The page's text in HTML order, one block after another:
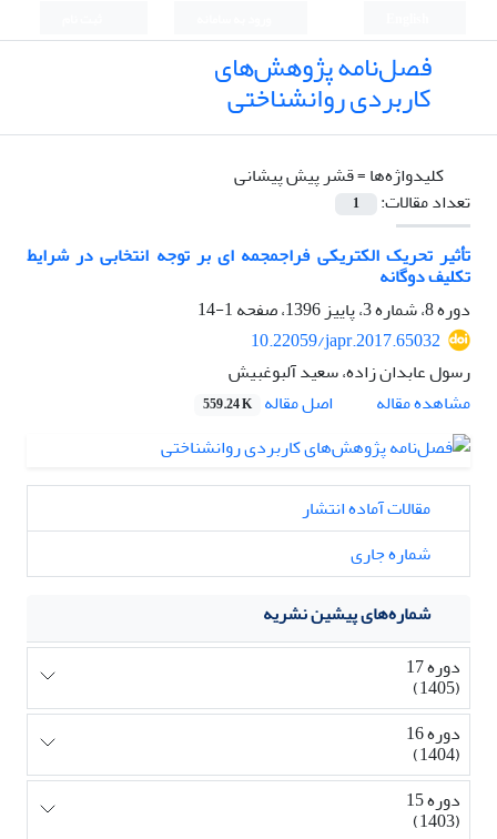
فصل‌نامه پژوهش‌های
کاربردی روانشناختی
کلیدواژه‌ها =قشر پیش پیشانی
تعداد مقالات:
1
تأثیر تحریک الکتریکی فراجمجمه ای بر توجه انتخابی در شرایط
تکلیف دوگانه
دوره 8، شماره 3، پاییز 1396، صفحه
1-14
10.22059/japr.2017.65032
رسول عابدان زاده، سعید آلبوغبیش
مشاهده مقاله
اصل مقاله 559.24 K
مقالات آماده انتشار
شماره جاری
شماره‌های پیشین نشریه
دوره 17
(1405)
دوره 16
(1404)
دوره 15
(1403)